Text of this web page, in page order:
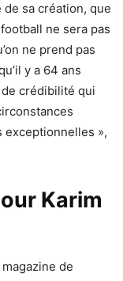
de sa création, que
ne sera pas
ne prend pas
y a 64 ans
crédibilité qui
exceptionnelles »,
Karim
de